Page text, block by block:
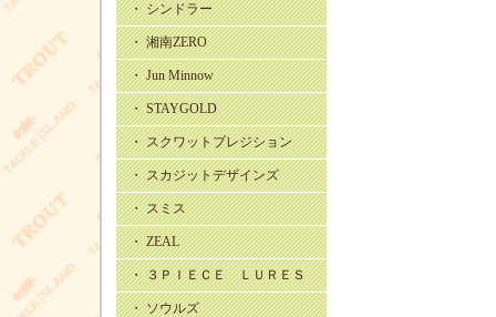
・ シンドラー
・ 湘南ZERO
・ Jun Minnow
・ STAYGOLD
・ スクワットプレジション
・ スカジットデザインズ
・ スミス
・ ZEAL
・ ３ＰＩＥＣＥ ＬＵＲＥＳ
・ ソウルズ